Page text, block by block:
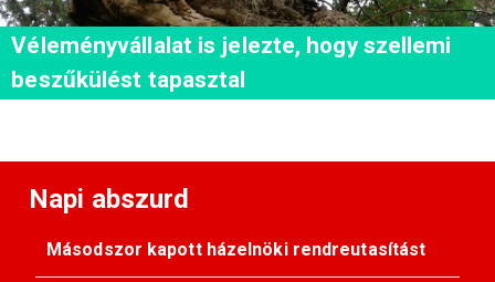
Véleményvállalat is jelezte, hogy szellemi
beszűkülést tapasztal
Napi abszurd
Másodszor kapott házelnöki rendreutasítást